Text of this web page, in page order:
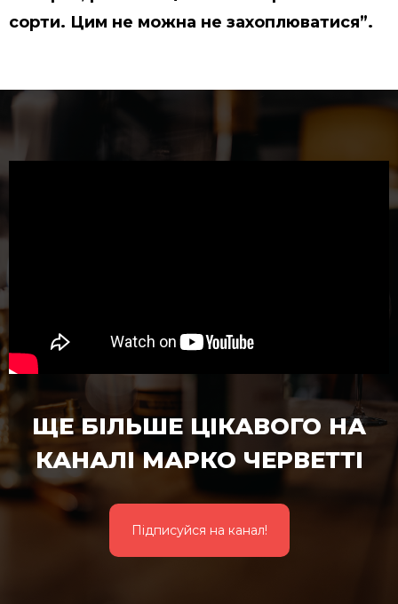
сорти. Цим не можна не захоплюватися”.
ЩЕ БІЛЬШЕ ЦІКАВОГО НА
КАНАЛІ МАРКО ЧЕРВЕТТІ
Підписуйся на канал!